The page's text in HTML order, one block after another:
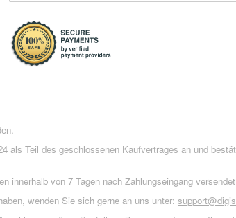
als Teil des geschlossenen Kaufvertrages an und
innerhalb von 7 Tagen nach Zahlungseingang
wenden Sie sich gerne an uns unter: